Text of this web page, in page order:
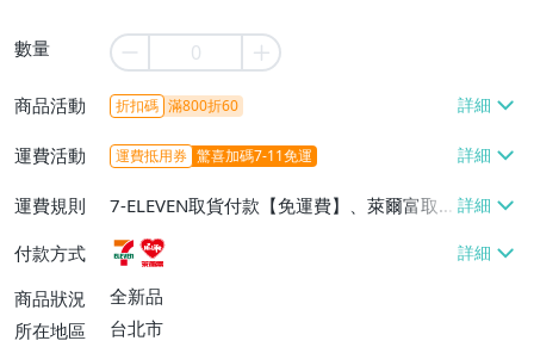
數量
商品活動 折扣碼 滿800折60
運費活動 運費抵用券 驚喜加碼7-11免運
運費規則
7-ELEVEN取貨付款【免運費】、萊爾富取
貨付款【免運費】
付款方式
商品狀況
全新品
所在地區
台北市